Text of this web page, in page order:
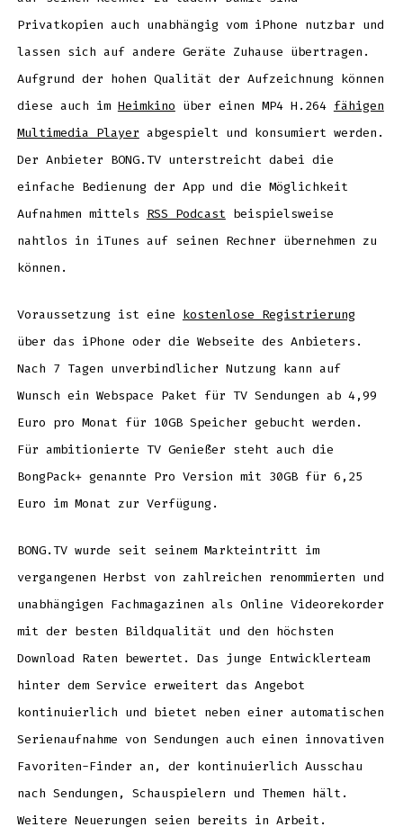
Privatkopien auch unabhängig vom iPhone nutzbar und
lassen sich auf andere Geräte Zuhause übertragen.
Aufgrund der hohen Qualität der Aufzeichnung können
diese auch im Heimkino über einen MP4 H.264 fähigen
Multimedia Player abgespielt und konsumiert werden.
Der Anbieter BONG.TV unterstreicht dabei die
einfache Bedienung der App und die Möglichkeit
Aufnahmen mittels RSS Podcast beispielsweise
nahtlos in iTunes auf seinen Rechner übernehmen zu
können.
Voraussetzung ist eine kostenlose Registrierung
über das iPhone oder die Webseite des Anbieters.
Nach 7 Tagen unverbindlicher Nutzung kann auf
Wunsch ein Webspace Paket für TV Sendungen ab 4,99
Euro pro Monat für 10GB Speicher gebucht werden.
Für ambitionierte TV Genießer steht auch die
BongPack+ genannte Pro Version mit 30GB für 6,25
Euro im Monat zur Verfügung.
BONG.TV wurde seit seinem Markteintritt im
vergangenen Herbst von zahlreichen renommierten und
unabhängigen Fachmagazinen als Online Videorekorder
mit der besten Bildqualität und den höchsten
Download Raten bewertet. Das junge Entwicklerteam
hinter dem Service erweitert das Angebot
kontinuierlich und bietet neben einer automatischen
Serienaufnahme von Sendungen auch einen innovativen
Favoriten-Finder an, der kontinuierlich Ausschau
nach Sendungen, Schauspielern und Themen hält.
Weitere Neuerungen seien bereits in Arbeit.